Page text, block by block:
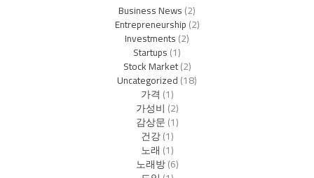
Business News(2)
Entrepreneurship(2)
Investments(2)
Startups(1)
Stock Market(2)
Uncategorized(18)
가격 (1)
가성비 (2)
감상문(1)
건강(1)
노래 (1)
노래방(6)